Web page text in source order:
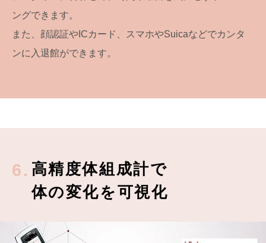
ングできます。
また、顔認証やICカード、スマホやSuicaなどでカンタ
ンに入退館ができます。
6. 高精度体組成計で
体の変化を可視化